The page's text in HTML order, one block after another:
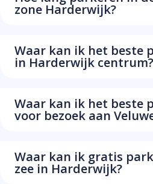
zone Harderwijk?
Waar kan ik het beste
in Harderwijk centrum?
Waar kan ik het beste
voor bezoek aan
Waar kan ik gratis
zee in Harderwijk?